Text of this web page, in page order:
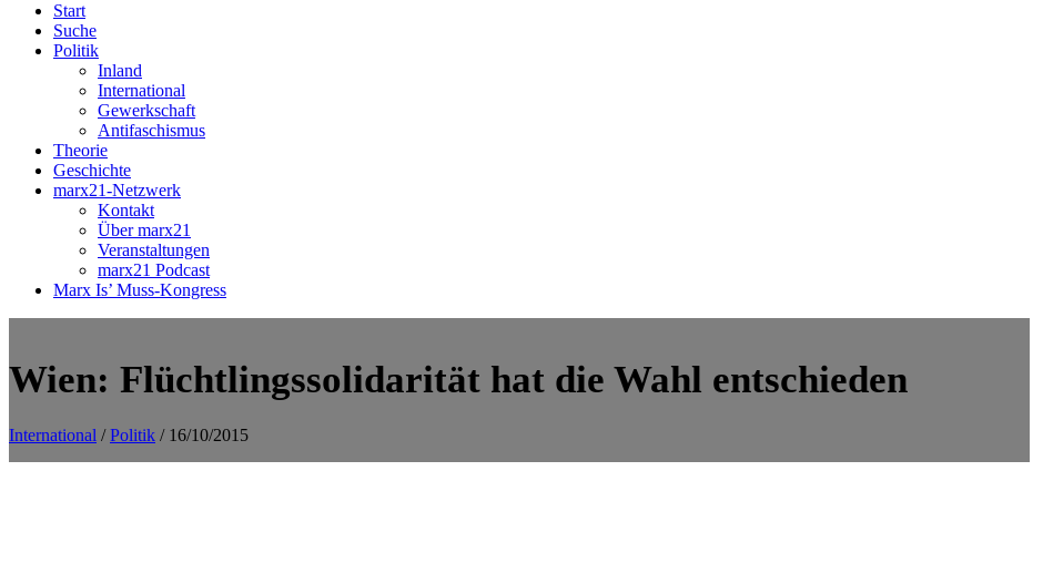
Start
Suche
Politik
Inland
International
Gewerkschaft
Antifaschismus
Theorie
Geschichte
marx21-Netzwerk
Kontakt
Über marx21
Veranstaltungen
marx21 Podcast
Marx Is’ Muss-Kongress
Wien: Flüchtlingssolidarität hat die Wahl entschieden
International /Politik / 16/10/2015